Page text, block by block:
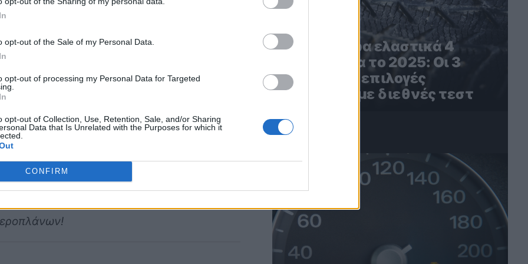
opt-out of the Sale of my Personal Data.
opt-out of processing my Personal Data for Targeted
opt-out of Collection, Use, Retention, Sale, and/or Sharing
Data that Is Unrelated with the Purposes for which it
CONFIRM
με λιγότερα εξαρτήματα, κάτι που
αυξάνει τη διάρκεια ζωής τους
στροφές, παράγουν περισσότερη
βαριά φορτία και ρυμουλκήσεις. Ωστόσο, το
από την
την ισχύ τους.
Τα καλύτερα ελαστικά 4
εποχών για το 2025: Οι 3
καλύτερες επιλογές
σύμφωνα με διεθνές τεστ
4